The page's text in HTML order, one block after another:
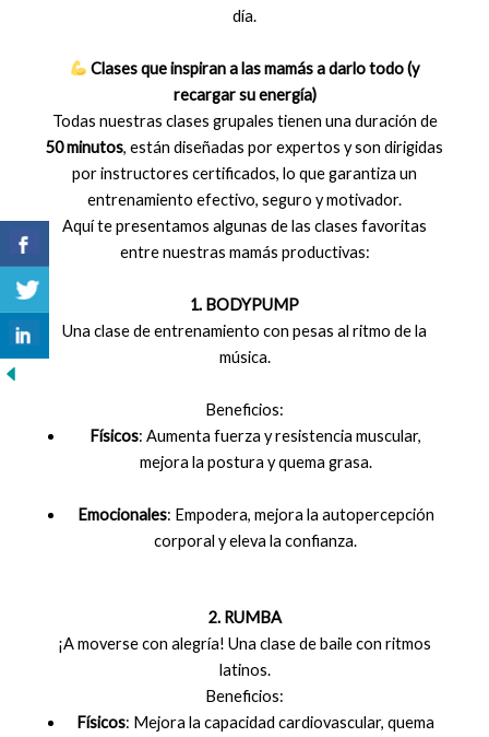
día.
Clases que inspiran a las mamás a darlo todo (y
recargar su energía)
Todas nuestras clases grupales tienen una duración de
50 minutos, están diseñadas por expertos y son dirigidas
por instructores certificados, lo que garantiza un
entrenamiento efectivo, seguro y motivador.
Aquí te presentamos algunas de las clases favoritas
entre nuestras mamás productivas:
1. BODYPUMP
Una clase de entrenamiento con pesas al ritmo de la
música.
Beneficios:
Físicos: Aumenta fuerza y resistencia muscular,
mejora la postura y quema grasa.
Emocionales: Empodera, mejora la autopercepción
corporal y eleva la confianza.
2. RUMBA
¡A moverse con alegría! Una clase de baile con ritmos
latinos.
Beneficios:
Físicos: Mejora la capacidad cardiovascular, quema